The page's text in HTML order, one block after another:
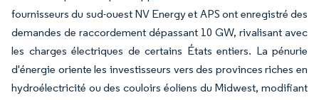
fournisseurs du sud-ouest NV Energy et APS ont enregistré des
demandes de raccordement dépassant 10 GW, rivalisant avec
les charges électriques de certains États entiers. La pénurie
d'énergie oriente les investisseurs vers des provinces riches en
hydroélectricité ou des couloirs éoliens du Midwest, modifiant